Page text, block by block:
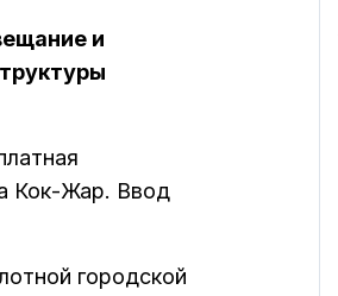
и
Кок-Жар. Ввод
городской